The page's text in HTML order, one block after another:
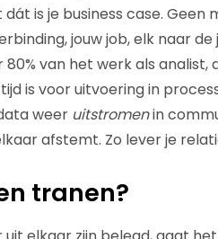
is je business case. Geen
jouw job, elk naar
80% van het werk als
is voor uitvoering in
weer uitstromenin
afstemt. Zo lever je
tranen?